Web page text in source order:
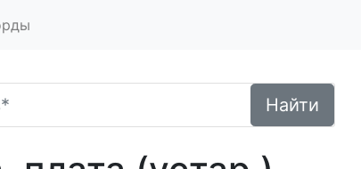
Найти